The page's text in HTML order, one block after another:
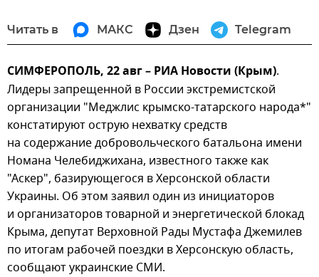
Читать в МАКС Дзен Telegram
СИМФЕРОПОЛЬ, 22 авг – РИА Новости (Крым).
Лидеры запрещенной в России экстремистской
организации "Меджлис крымско-татарского народа*"
констатируют острую нехватку средств
на содержание добровольческого батальона имени
Номана Челебиджихана, известного также как
"Аскер", базирующегося в Херсонской области
Украины. Об этом заявил один из инициаторов
и организаторов товарной и энергетической блокад
Крыма, депутат Верховной Рады Мустафа Джемилев
по итогам рабочей поездки в Херсонскую область,
сообщают украинские СМИ.